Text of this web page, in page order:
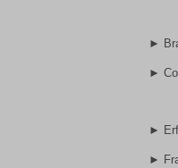
►
►
►
►